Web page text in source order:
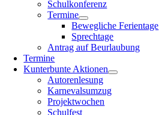
Schulkonferenz
Termine
Bewegliche Ferientage
Sprechtage
Antrag auf Beurlaubung
Termine
Kunterbunte Aktionen
Autorenlesung
Karnevalsumzug
Projektwochen
Schulfest